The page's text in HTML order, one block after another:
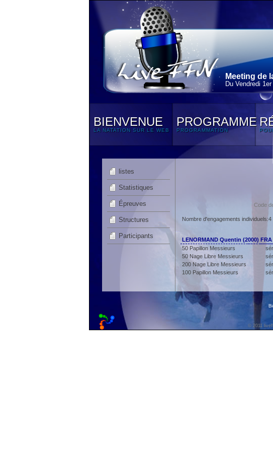
Meeting de
Du Vendredi 1er
BIENVENUE
LA NATATION SUR LE WEB
PROGRAMME
PROGRAMMATION
listes
Statistiques
Épreuves
Structures
Participants
Code
Nombre d'engagements individuels:4
LENORMAND Quentin (2000) FRA
50 Papillon Messieurs
50 Nage Libre Messieurs
200 Nage Libre Messieurs
100 Papillon Messieurs
© 2011